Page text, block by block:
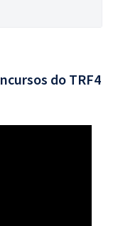
do TRF4